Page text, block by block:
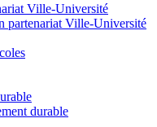
Ville-Université
partenariat Ville-Université
durable